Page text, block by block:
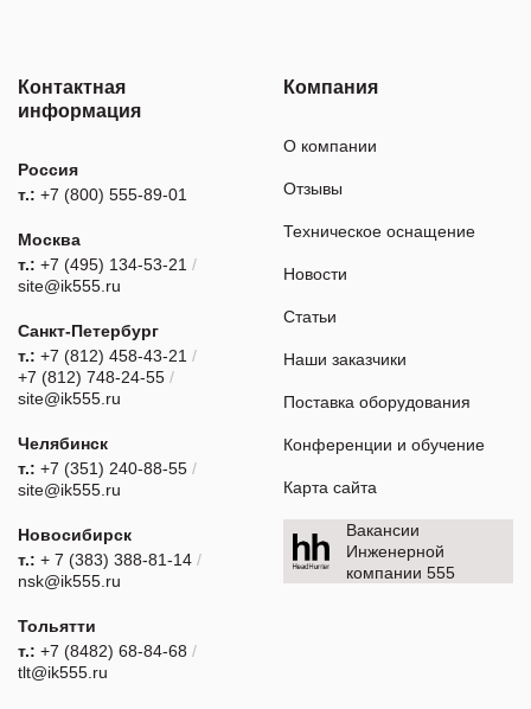
Контактная
информация
Россия
т.: +7 (800) 555-89-01
Москва
т.: +7 (495) 134-53-21 /
site@ik555.ru
Санкт-Петербург
т.: +7 (812) 458-43-21 /
+7 (812) 748-24-55 /
site@ik555.ru
Челябинск
т.: +7 (351) 240-88-55 /
site@ik555.ru
Новосибирск
т.: + 7 (383) 388-81-14 /
nsk@ik555.ru
Тольятти
т.: +7 (8482) 68-84-68 /
tlt@ik555.ru
Компания
О компании
Отзывы
Техническое оснащение
Новости
Статьи
Наши заказчики
Поставка оборудования
Конференции и обучение
Карта сайта
Вакансии
Инженерной
компании 555